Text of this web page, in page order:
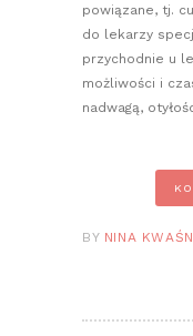
powiązane, tj.
do lekarzy
przychodnie u
możliwości i
nadwagą,
BY NINA